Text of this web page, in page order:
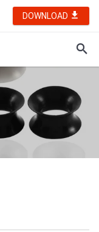
DOWNLOAD